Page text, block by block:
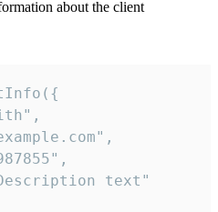
about the client
text"